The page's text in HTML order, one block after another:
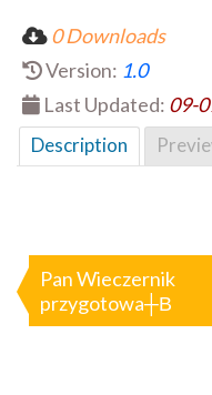
0 Downloads
Version: 1.0
Last Updated: 09-
Description
wpisu
Pan Wieczernik
przygotowa┼В